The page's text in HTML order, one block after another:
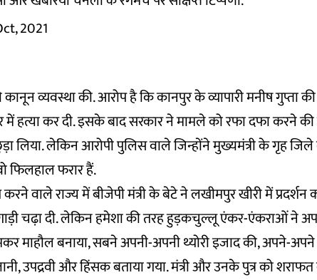
2021
व्यवस्था की. आरोप है कि कानपुर के व्यापारी मनीष गुप्ता की
हत्या कर दी. इसके बाद सरकार ने मामले को रफा दफा करने
लिया. लेकिन आरोपी पुलिस वाले जिन्होंने मुख्यमंत्री के गृह
फिलहाल फरार हैं.
वाले राज्य में बीजेपी मंत्री के बेटे ने लखीमपुर खीरी में प्रदर्शन
चढ़ा दी. लेकिन हमेशा की तरह हुड़कचुल्लू एंकर-एंकराओं ने
माहौल बनाया, सबने अपनी-अपनी थ्योरी इजाद की, अपने-
उपद्रवी और हिंसक बताया गया. मंत्री और उनके पुत्र को